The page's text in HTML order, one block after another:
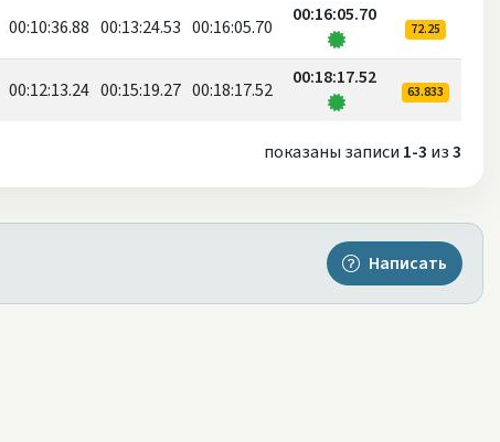
00:10:36.88 00:13:24.53 00:16:05.70
00:16:05.70
72.25
00:12:13.24 00:15:19.27 00:18:17.52
00:18:17.52
63.833
показаны записи 1-3 из3
Написать